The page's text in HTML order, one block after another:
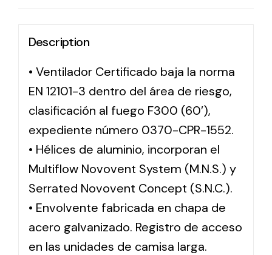
Description
• Ventilador Certificado baja la norma
EN 12101-3 dentro del área de riesgo,
clasificación al fuego F300 (60′),
expediente número 0370-CPR-1552.
• Hélices de aluminio, incorporan el
Multiflow Novovent System (M.N.S.) y
Serrated Novovent Concept (S.N.C.).
• Envolvente fabricada en chapa de
acero galvanizado. Registro de acceso
en las unidades de camisa larga.